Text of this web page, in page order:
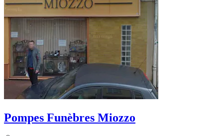
Pompes Funèbres Miozzo